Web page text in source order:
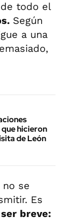
todo el
Según
a una
hicieron
de León
no se
Es
breve: